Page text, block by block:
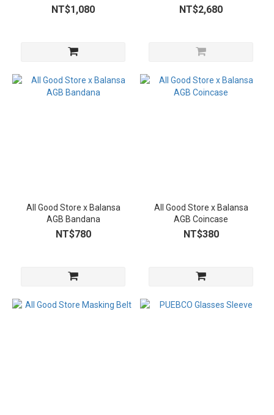
NT$1,080 NT$2,680
All Good Store x Balansa
AGB Bandana
NT$780
All Good Store x Balansa
AGB Coincase
NT$380